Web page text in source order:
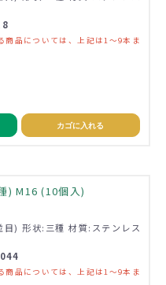
品については、上記は1～9本ま
カゴに入れる
) M16 (10個入)
目) 形状:三種 材質:ステンレス
品については、上記は1～9本ま